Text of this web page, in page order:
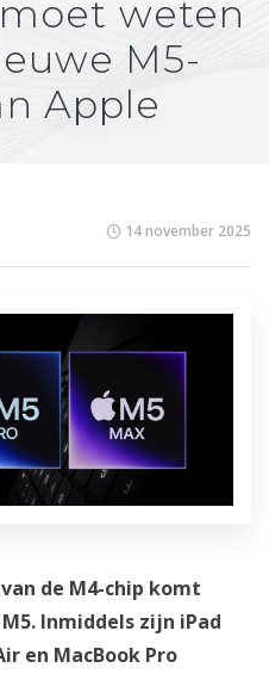
weten
M5-
Apple
14 november 2025
de M4-chip komt
Inmiddels zijn iPad
en MacBook Pro